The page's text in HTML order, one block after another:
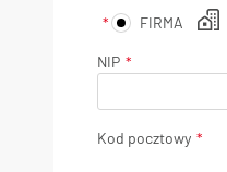
FIRMA
NIP
Kod pocztowy